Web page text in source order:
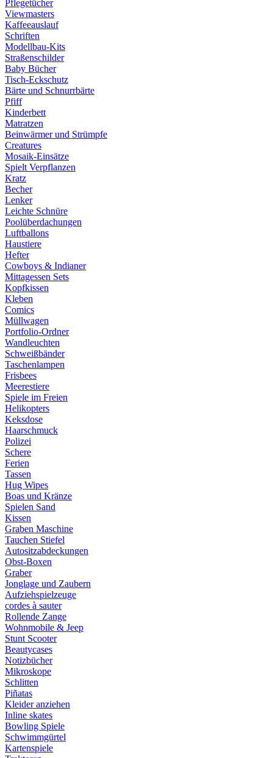
Pflegetücher
Viewmasters
Kaffeeauslauf
Schriften
Modellbau-Kits
Straßenschilder
Baby Bücher
Tisch-Eckschutz
Bärte und Schnurrbärte
Pfiff
Kinderbett
Matratzen
Beinwärmer und Strümpfe
Creatures
Mosaik-Einsätze
Spielt Verpflanzen
Kratz
Becher
Lenker
Leichte Schnüre
Poolüberdachungen
Luftballons
Haustiere
Hefter
Cowboys & Indianer
Mittagessen Sets
Kopfkissen
Kleben
Comics
Müllwagen
Portfolio-Ordner
Wandleuchten
Schweißbänder
Taschenlampen
Frisbees
Meerestiere
Spiele im Freien
Helikopters
Keksdose
Haarschmuck
Polizei
Schere
Ferien
Tassen
Hug Wipes
Boas und Kränze
Spielen Sand
Kissen
Graben Maschine
Tauchen Stiefel
Autositzabdeckungen
Obst-Boxen
Graber
Jonglage und Zaubern
Aufziehspielzeuge
cordes à sauter
Rollende Zange
Wohnmobile & Jeep
Stunt Scooter
Beautycases
Notizbücher
Mikroskope
Schlitten
Piñatas
Kleider anziehen
Inline skates
Bowling Spiele
Schwimmgürtel
Kartenspiele